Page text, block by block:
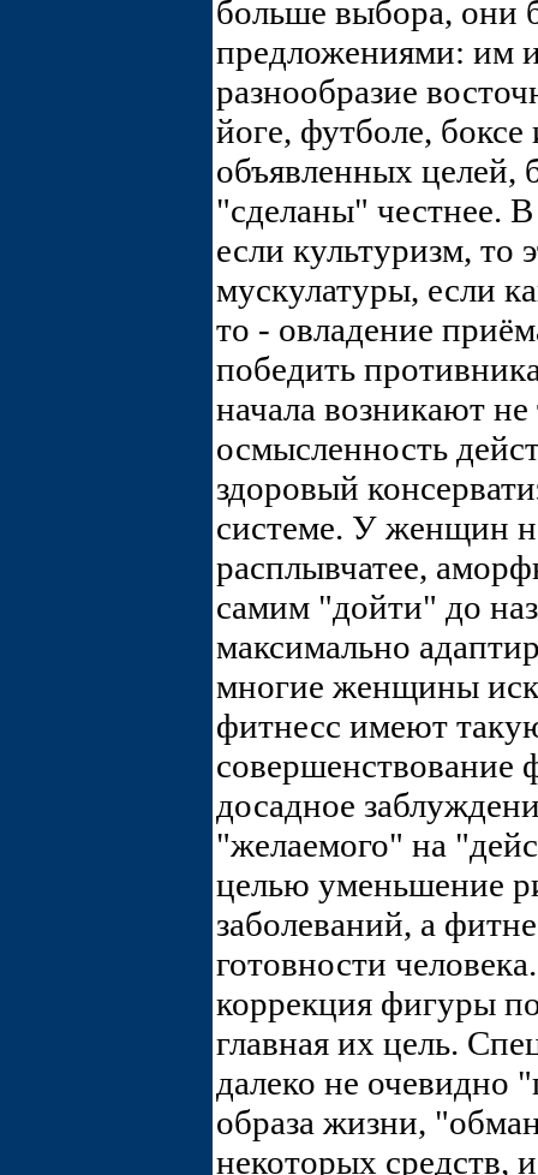
больше выбора, они
предложениями: им
разнообразие
йоге, футболе,
объявленных целей,
"сделаны" честнее.
если культуризм, то
мускулатуры, если
то - овладение
победить
начала возникают не
осмысленность
здоровый
системе. У женщин
расплывчатее,
самим "дойти" до
максимально
многие женщины
фитнесс имеют
досадное
"желаемого" на
целью уменьшение
заболеваний, а
готовности
коррекция фигуры
главная их цель.
далеко не очевидно
образа жизни,
некоторых средств,